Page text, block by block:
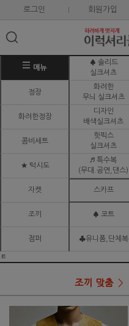
로그인 회원가입
메뉴
♠ 솔리드
실크셔츠
정장
화려한
무늬 실크셔츠
화려한정장
디자인
배색실크셔츠
콤비세트
핫픽스
실크셔츠
★ 턱시도
♬ 특수복
(무대.공연,댄스)
자켓 스카프
조끼 ♠ 코트
점퍼 ♣유니폼,단체복
ㅌ
조끼 맞춤